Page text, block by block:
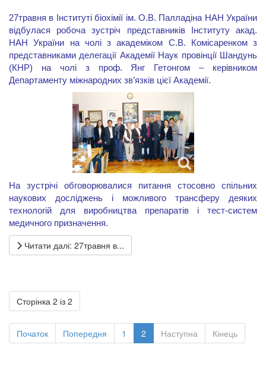
27травня в Інституті біохімії ім. О.В. Палладіна НАН України
відбулася робоча зустріч представників Інституту акад.
НАН України на чолі з академіком С.В. Комісаренком з
представниками делегації Академії Наук провінції Шандунь
(КНР) на чолі з проф. Янг Гетонгом – керівником
Департаменту міжнародних зв’язків цієї Академії.
На зустрічі обговорювалися питання стосовно спільних
наукових досліджень і можливого трансферу деяких
технологій для виробництва препаратів і тест-систем
медичного призначення.
Читати далі: 27травня в...
Сторінка 2 із 2
Початок Попередня 1 2 Наступна Кінець